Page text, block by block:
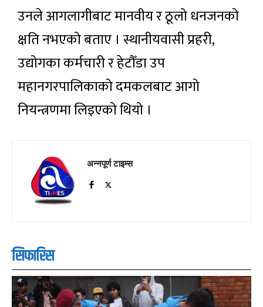
उनले आगलागीबाट मानवीय र ठूलो धनजनको
क्षति नभएको बताए । स्थानीयवासी प्रहरी,
उद्योगका कर्मचारी र हेटौँडा उप
महानगरपालिकाको दमकलबाट आगो
नियन्त्रणमा लिइएको थियो ।
अन्नपूर्ण टाइम्स
सिफारिस